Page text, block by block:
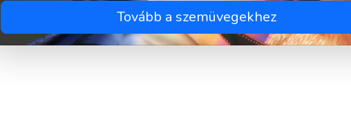
Tovább a szemüvegekhez